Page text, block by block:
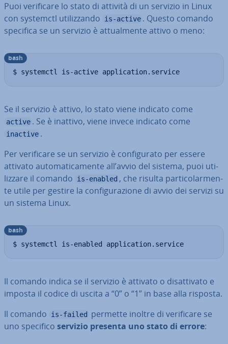
Puoi ve­ri­fi­ca­re lo stato di attività di un servizio in Linux
con systemctl uti­liz­zan­do
is-active . Questo comando
specifica se un servizio è at­tual­men­te attivo o meno:
$ systemctl is-active application.service
bash
Se il servizio è attivo, lo stato viene indicato come
active . Se è inattivo, viene invece indicato come
inactive .
Per ve­ri­fi­ca­re se un servizio è con­fi­gu­ra­to per essere
attivato au­to­ma­ti­ca­men­te all’avvio del sistema, puoi uti­
liz­za­re il comando
is-enabled , che risulta par­ti­co­lar­men­
te utile per gestire la con­fi­gu­ra­zio­ne di avvio dei servizi su
un sistema Linux.
$ systemctl is-enabled application.service
bash
Il comando indica se il servizio è attivato o di­sat­ti­va­to e
imposta il codice di uscita a “0” o “1” in base alla risposta.
Il comando
is-failed
permette inoltre di ve­ri­fi­ca­re se
uno specifico servizio presenta uno stato di errore: